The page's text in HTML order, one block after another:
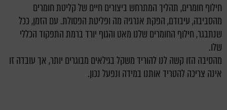
חילוף חומרים, תהליך המתרחש ביצורים חיים של קליטת חומרים
מהסביבה, עיבודם, הפקת אנרגיה מה ופליטת הפסולת. עם הזמן, ככל
שנתבגר, חילוף החומרים שלנו מאט והגוף יורד ברמת התפקוד הכללי
שלו.
מהסיבה הזו קשה לנו להוריד משקל בגילאים מבוגרים יותר, אך עובדה זו
אינה צריכה להטריד אותנו במידה ונפעל נכון.